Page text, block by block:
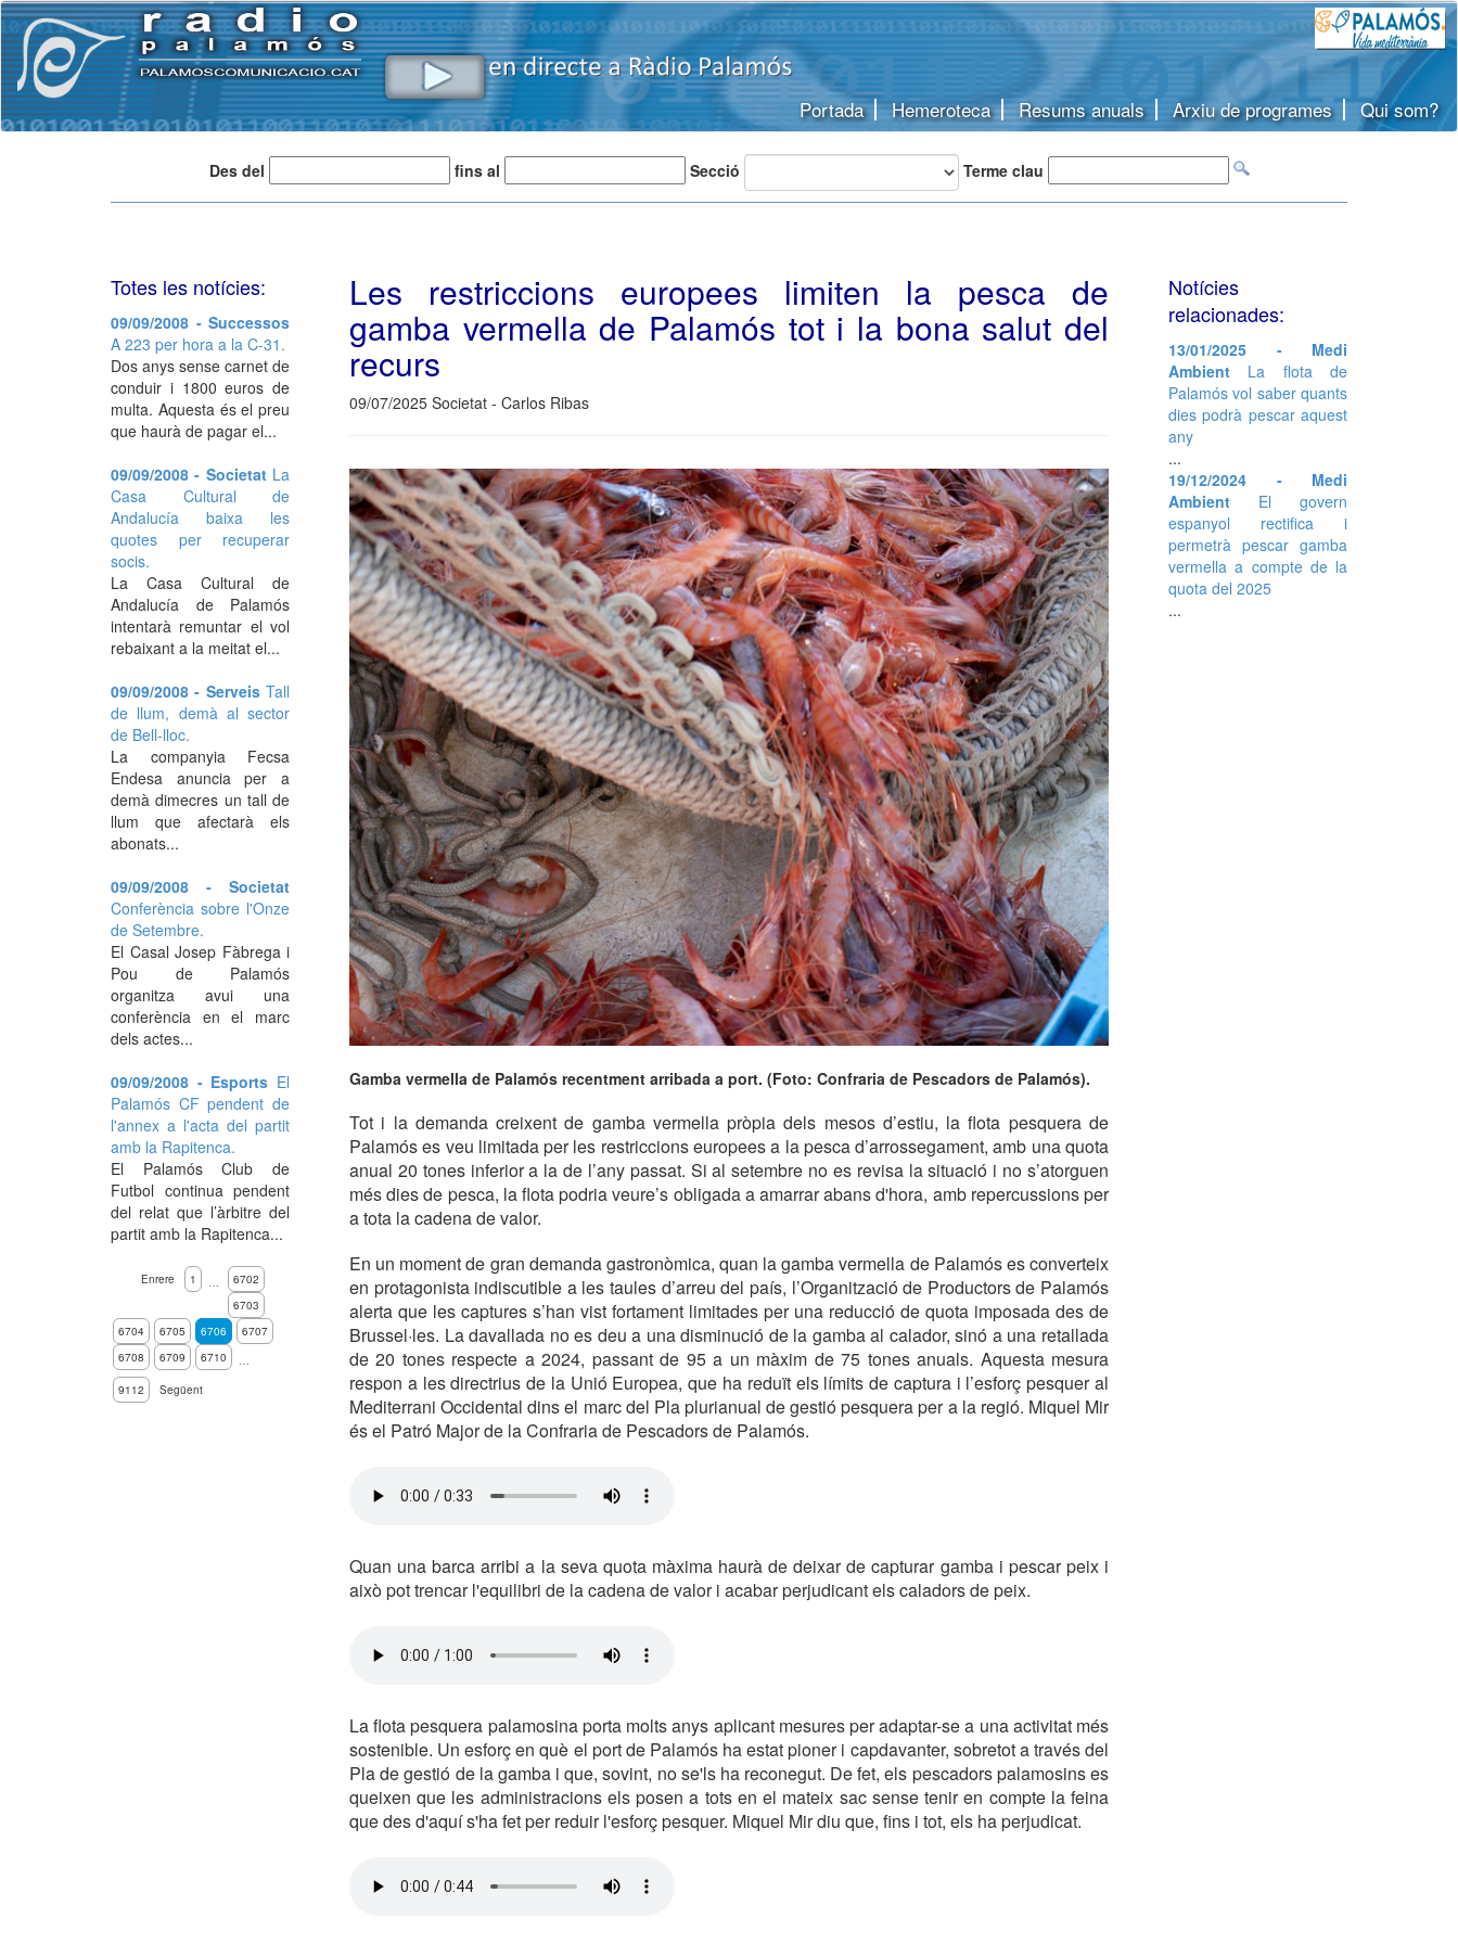
Portada Hemeroteca Resums anuals Arxiu de programes Qui som?
Des del fins al Secció Terme clau
Les restriccions europees limiten la pesca de
gamba vermella de Palamós tot i la bona salut del
recurs
09/07/2025 Societat - Carlos Ribas
Gamba vermella de Palamós recentment arribada a port. (Foto: Confraria de Pescadors de Palamós).
Tot i la demanda creixent de gamba vermella pròpia dels mesos d’estiu, la flota pesquera de
Palamós es veu limitada per les restriccions europees a la pesca d’arrossegament, amb una quota
anual 20 tones inferior a la de l’any passat. Si al setembre no es revisa la situació i no s’atorguen
més dies de pesca, la flota podria veure’s obligada a amarrar abans d'hora, amb repercussions per
a tota la cadena de valor.
En un moment de gran demanda gastronòmica, quan la gamba vermella de Palamós es converteix
en protagonista indiscutible a les taules d’arreu del país, l’Organització de Productors de Palamós
alerta que les captures s’han vist fortament limitades per una reducció de quota imposada des de
Brussel·les. La davallada no es deu a una disminució de la gamba al calador, sinó a una retallada
de 20 tones respecte a 2024, passant de 95 a un màxim de 75 tones anuals. Aquesta mesura
respon a les directrius de la Unió Europea, que ha reduït els límits de captura i l’esforç pesquer al
Mediterrani Occidental dins el marc del Pla plurianual de gestió pesquera per a la regió. Miquel Mir
és el Patró Major de la Confraria de Pescadors de Palamós.
Quan una barca arribi a la seva quota màxima haurà de deixar de capturar gamba i pescar peix i
això pot trencar l'equilibri de la cadena de valor i acabar perjudicant els caladors de peix.
La flota pesquera palamosina porta molts anys aplicant mesures per adaptar-se a una activitat més
sostenible. Un esforç en què el port de Palamós ha estat pioner i capdavanter, sobretot a través del
Pla de gestió de la gamba i que, sovint, no se'ls ha reconegut. De fet, els pescadors palamosins es
queixen que les administracions els posen a tots en el mateix sac sense tenir en compte la feina
que des d'aquí s'ha fet per reduir l'esforç pesquer. Miquel Mir diu que, fins i tot, els ha perjudicat.
Totes les notícies:
09/09/2008 - Successos
A 223 per hora a la C-31.
Dos anys sense carnet de
conduir i 1800 euros de
multa. Aquesta és el preu
que haurà de pagar el...
09/09/2008 - Societat La
Casa Cultural de
Andalucía baixa les
quotes per recuperar
socis.
La Casa Cultural de
Andalucía de Palamós
intentarà remuntar el vol
rebaixant a la meitat el...
09/09/2008 - Serveis Tall
de llum, demà al sector
de Bell-lloc.
La companyia Fecsa
Endesa anuncia per a
demà dimecres un tall de
llum que afectarà els
abonats...
09/09/2008 - Societat
Conferència sobre l'Onze
de Setembre.
El Casal Josep Fàbrega i
Pou de Palamós
organitza avui una
conferència en el marc
dels actes...
09/09/2008 - Esports El
Palamós CF pendent de
l'annex a l'acta del partit
amb la Rapitenca.
El Palamós Club de
Futbol continua pendent
del relat que l’àrbitre del
partit amb la Rapitenca...
Enrere 1 …
6702
6703
6704
6705 6706
6707
6708
6709 6710
…
9112
Següent
Notícies
relacionades:
13/01/2025 - Medi
Ambient La flota de
Palamós vol saber quants
dies podrà pescar aquest
any
...
19/12/2024 - Medi
Ambient El govern
espanyol rectifica i
permetrà pescar gamba
vermella a compte de la
quota del 2025
...